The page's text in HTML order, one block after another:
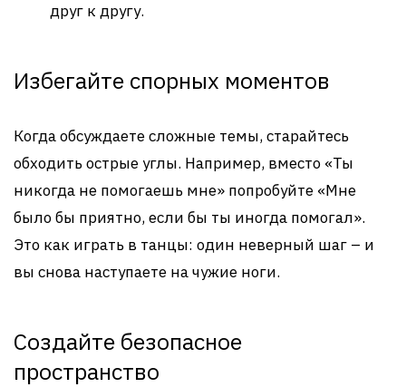
друг к другу.
Избегайте спорных моментов
Когда обсуждаете сложные темы, старайтесь
обходить острые углы. Например, вместо «Ты
никогда не помогаешь мне» попробуйте «Мне
было бы приятно, если бы ты иногда помогал».
Это как играть в танцы: один неверный шаг – и
вы снова наступаете на чужие ноги.
Создайте безопасное
пространство